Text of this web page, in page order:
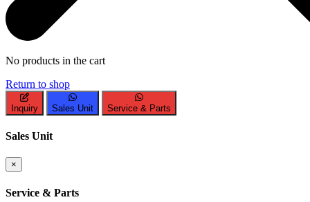
No products in the cart
Return to shop
Inquiry Sales Unit Service & Parts
Sales Unit
×
Service & Parts